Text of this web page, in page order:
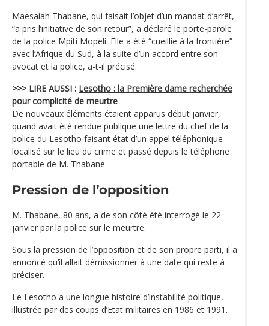
Maesaiah Thabane, qui faisait l’objet d’un mandat d’arrêt,
“a pris l’initiative de son retour”, a déclaré le porte-parole
de la police Mpiti Mopeli. Elle a été “cueillie à la frontière”
avec l’Afrique du Sud, à la suite d’un accord entre son
avocat et la police, a-t-il précisé.
>>> LIRE AUSSI : Lesotho : la Première dame recherchée
pour complicité de meurtre
De nouveaux éléments étaient apparus début janvier,
quand avait été rendue publique une lettre du chef de la
police du Lesotho faisant état d’un appel téléphonique
localisé sur le lieu du crime et passé depuis le téléphone
portable de M. Thabane.
Pression de l’opposition
M. Thabane, 80 ans, a de son côté été interrogé le 22
janvier par la police sur le meurtre.
Sous la pression de l’opposition et de son propre parti, il a
annoncé qu’il allait démissionner à une date qui reste à
préciser.
Le Lesotho a une longue histoire d’instabilité politique,
illustrée par des coups d’Etat militaires en 1986 et 1991.